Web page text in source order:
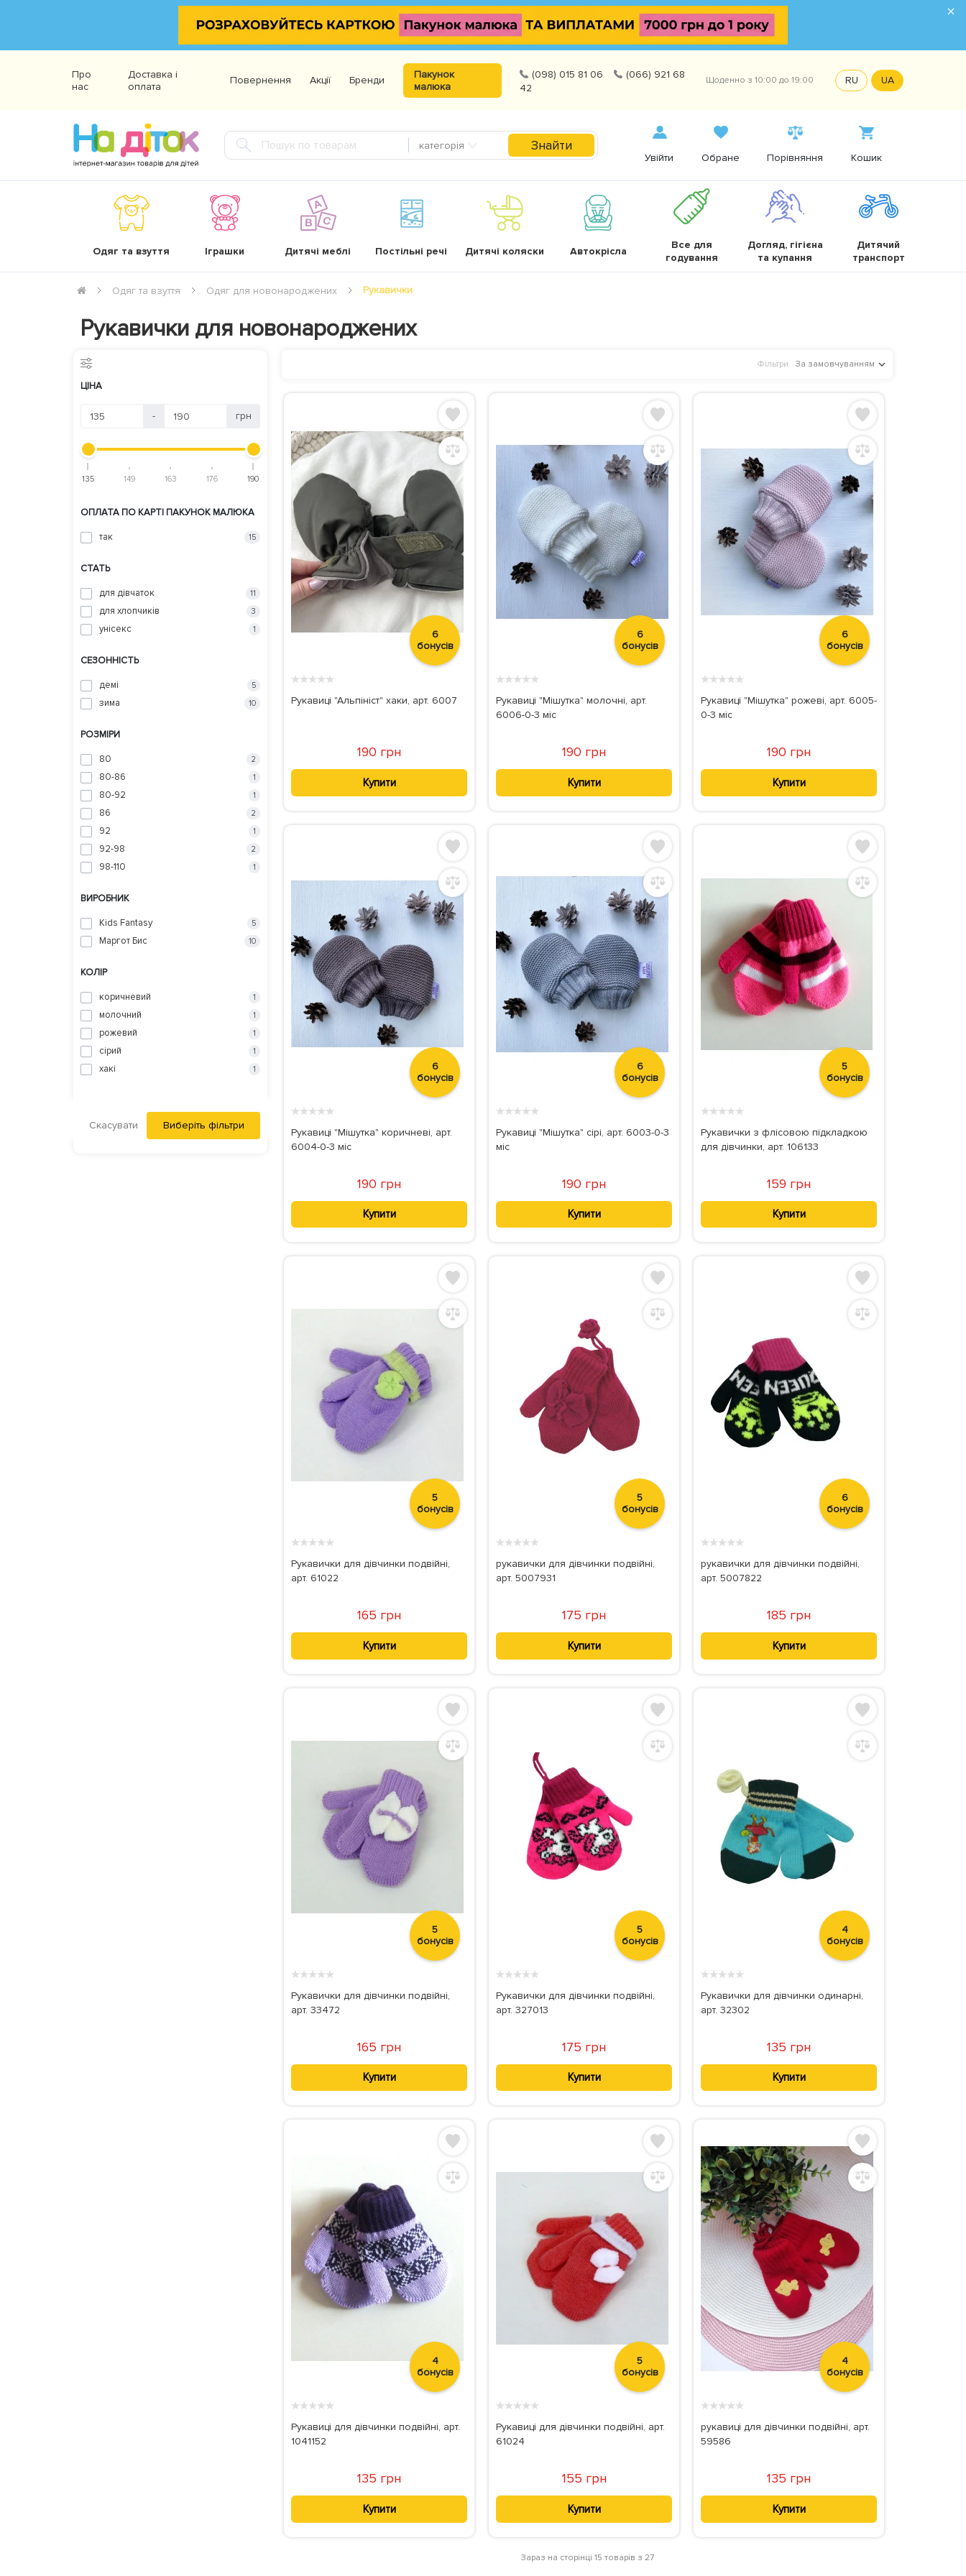
×
Про
нас
Доставка і
оплата
Повернення Акції Бренди
Пакунок
малюка
(098) 015 81 06
(066) 921 68
42
Щоденно з 10:00 до 19:00 RU UA
категорія Знайти
Увійти Обране Порівняння Кошик
Одяг та взуття Іграшки Дитячі меблі Постільні речі Дитячі коляски Автокрісла
Все для
годування
Догляд, гігієна
та купання
Дитячий
транспорт
Одяг та взуття Одяг для новонароджених Рукавички
Рукавички для новонароджених
ЦІНА
- грн
135 149 163 176 190
ОПЛАТА ПО КАРТІ ПАКУНОК МАЛЮКА
так 15
СТАТЬ
для дівчаток 11
для хлопчиків 3
унісекс 1
СЕЗОННІСТЬ
демі 5
зима 10
РОЗМІРИ
80 2
80-86 1
80-92 1
86 2
92 1
92-98 2
98-110 1
ВИРОБНИК
Kids Fantasy 5
Маргот Бис 10
КОЛІР
коричневий 1
молочний 1
рожевий 1
сірий 1
хакі 1
Скасувати Виберіть фільтри
Фільтри За замовчуванням
6
бонусів
★★★★★
Рукавиці "Альпініст" хаки, арт. 6007
190 грн
Купити
6
бонусів
★★★★★
Рукавиці "Мішутка" молочні, арт.
6006-0-3 міс
190 грн
Купити
6
бонусів
★★★★★
Рукавиці "Мішутка" рожеві, арт. 6005-
0-3 міс
190 грн
Купити
6
бонусів
★★★★★
Рукавиці "Мішутка" коричневі, арт.
6004-0-3 міс
190 грн
Купити
6
бонусів
★★★★★
Рукавиці "Мішутка" сірі, арт. 6003-0-3
міс
190 грн
Купити
5
бонусів
★★★★★
Рукавички з флісовою підкладкою
для дівчинки, арт. 106133
159 грн
Купити
5
бонусів
★★★★★
Рукавички для дівчинки подвійні,
арт. 61022
165 грн
Купити
5
бонусів
★★★★★
рукавички для дівчинки подвійні,
арт. 5007931
175 грн
Купити
6
бонусів
★★★★★
рукавички для дівчинки подвійні,
арт. 5007822
185 грн
Купити
5
бонусів
★★★★★
Рукавички для дівчинки подвійні,
арт. 33472
165 грн
Купити
5
бонусів
★★★★★
Рукавички для дівчинки подвійні,
арт. 327013
175 грн
Купити
4
бонусів
★★★★★
Рукавички для дівчинки одинарні,
арт. 32302
135 грн
Купити
4
бонусів
★★★★★
Рукавиці для дівчинки подвійні, арт.
1041152
135 грн
Купити
5
бонусів
★★★★★
Рукавиці для дівчинки подвійні, арт.
61024
155 грн
Купити
4
бонусів
★★★★★
рукавиці для дівчинки подвійні, арт.
59586
135 грн
Купити
Зараз на сторінці 15 товарів з 27